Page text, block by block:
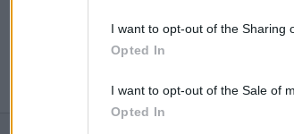
I want to opt-out of the Sharing
Opted In
I want to opt-out of the Sale of
Opted In